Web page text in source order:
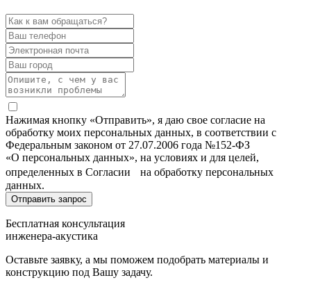
Нажимая кнопку «Отправить», я даю свое согласие на
обработку моих персональных данных, в соответствии с
Федеральным законом от 27.07.2006 года №152-ФЗ
«О персональных данных», на условиях и для целей,
определенных в Согласии на обработку персональных
данных.
Бесплатная консультация
инженера-акустика
Оставьте заявку, а мы поможем подобрать материалы и
конструкцию под Вашу задачу.